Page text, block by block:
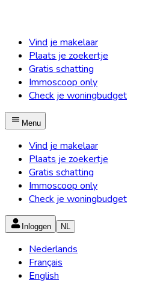
Vind je makelaar
Plaats je zoekertje
Gratis schatting
Immoscoop only
Check je woningbudget
Menu
Vind je makelaar
Plaats je zoekertje
Gratis schatting
Immoscoop only
Check je woningbudget
Inloggen NL
Nederlands
Français
English